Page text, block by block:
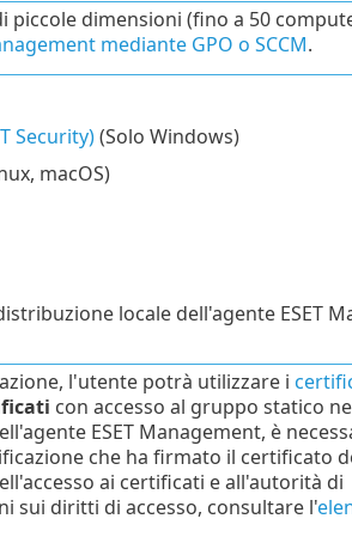
dimensioni (fino a 50
mediante GPO o SCCM.
Security)(Solo Windows)
macOS)
locale dell'agente ESET
l'utente potrà utilizzare i
con accesso al gruppo statico
ESET Management, è
che ha firmato il certificato
ai certificati e all'autorità di
sui diritti di accesso, consultare l'